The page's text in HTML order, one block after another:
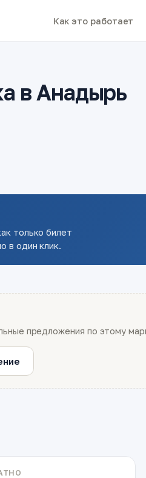
Как это работает
в Анадырь
только билет
в один клик.
предложения по этому